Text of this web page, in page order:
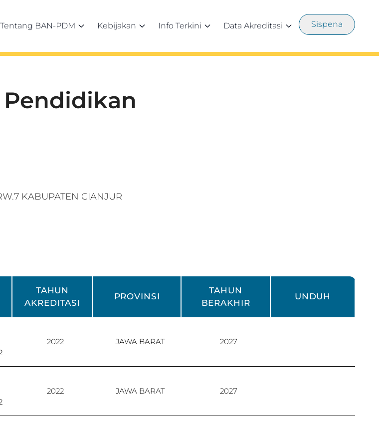
Tentang BAN-PDM Kebijakan Info Terkini Data Akreditasi Sispena
KABUPATEN CIANJUR
TAHUN
AKREDITASI
PROVINSI
TAHUN
BERAKHIR
UNDUH
2022 JAWA BARAT 2027
2022 JAWA BARAT 2027